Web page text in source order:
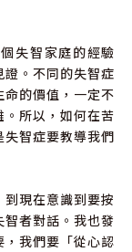
失智家庭的經驗
。不同的失智症
的價值，一定不
所以，如何在苦
智症要教導我們
現在意識到要按
者對話。我也發
我們要「從心認